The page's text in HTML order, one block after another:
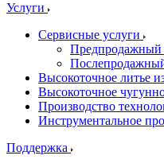
Услуги
Сервисные услуги
Предпродажный
Высокоточное литье
Высокоточное
Производство
Инструментальное
Поддержка